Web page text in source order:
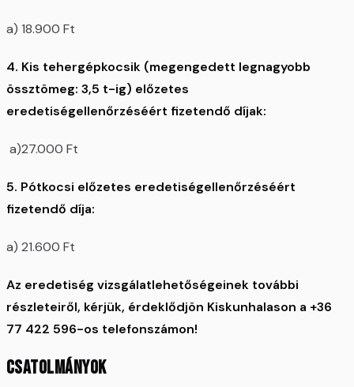
a) 18.900 Ft
4. Kis tehergépkocsik (megengedett legnagyobb
össztömeg: 3,5 t-ig) előzetes
eredetiségellenőrzéséért fizetendő díjak:
a)27.000 Ft
5. Pótkocsi előzetes eredetiségellenőrzéséért
fizetendő díja:
a) 21.600 Ft
Az eredetiség vizsgálatlehetőségeinek további
részleteiről, kérjük, érdeklődjön Kiskunhalason a +36
77 422 596-os telefonszámon!
CSATOLMÁNYOK